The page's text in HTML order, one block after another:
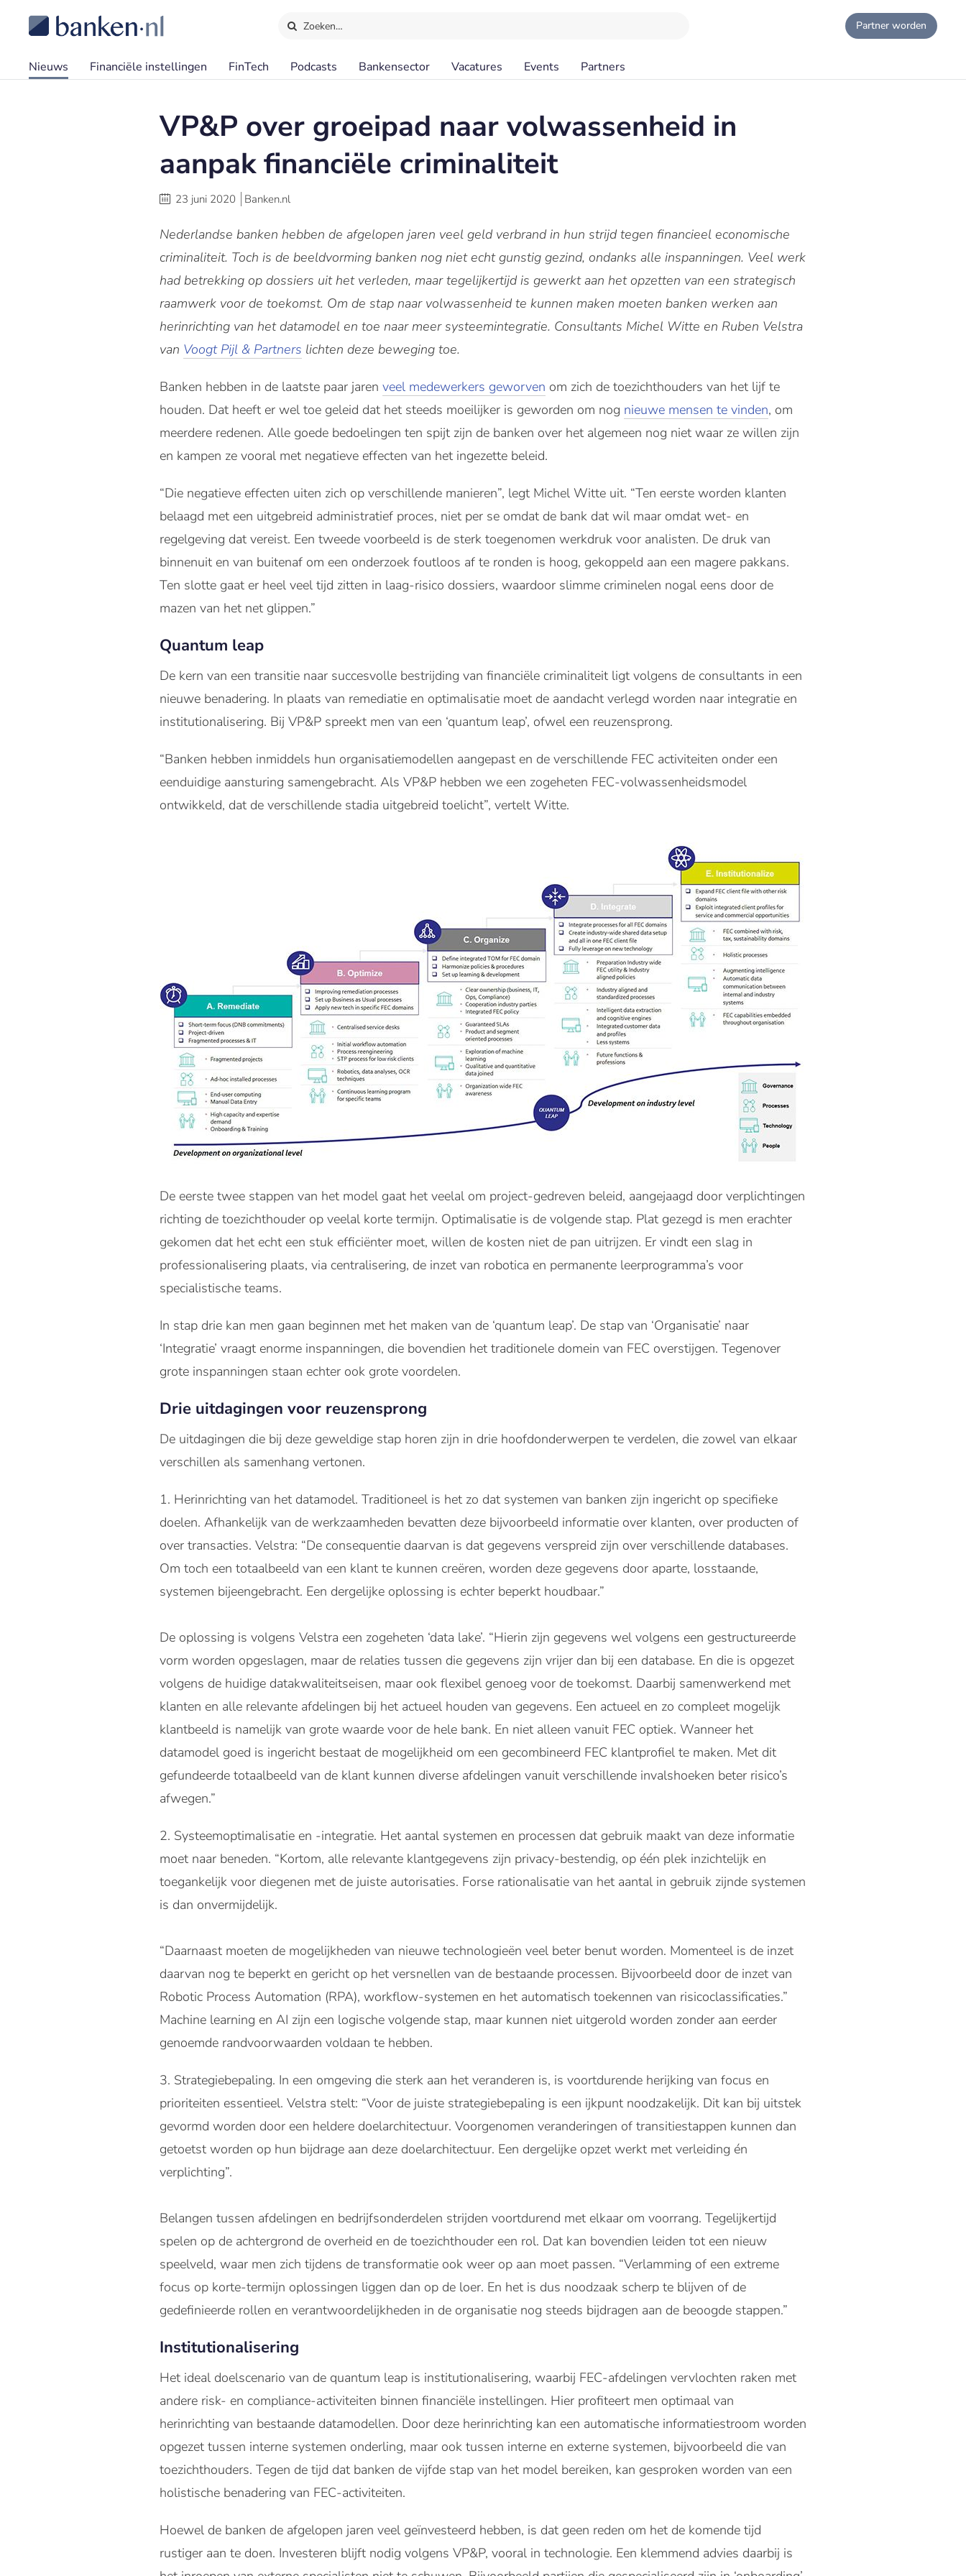
Zoeken… Partner worden
Nieuws Financiële instellingen FinTech Podcasts Bankensector Vacatures Events Partners
VP&P over groeipad naar volwassenheid in
aanpak financiële criminaliteit
23 juni 2020 Banken.nl
Nederlandse banken hebben de afgelopen jaren veel geld verbrand in hun strijd tegen financieel economische
criminaliteit. Toch is de beeldvorming banken nog niet echt gunstig gezind, ondanks alle inspanningen. Veel werk
had betrekking op dossiers uit het verleden, maar tegelijkertijd is gewerkt aan het opzetten van een strategisch
raamwerk voor de toekomst. Om de stap naar volwassenheid te kunnen maken moeten banken werken aan
herinrichting van het datamodel en toe naar meer systeemintegratie. Consultants Michel Witte en Ruben Velstra
van Voogt Pijl & Partners lichten deze beweging toe.
Banken hebben in de laatste paar jaren veel medewerkers geworven om zich de toezichthouders van het lijf te
houden. Dat heeft er wel toe geleid dat het steeds moeilijker is geworden om nog nieuwe mensen te vinden, om
meerdere redenen. Alle goede bedoelingen ten spijt zijn de banken over het algemeen nog niet waar ze willen zijn
en kampen ze vooral met negatieve effecten van het ingezette beleid.
“Die negatieve effecten uiten zich op verschillende manieren”, legt Michel Witte uit. “Ten eerste worden klanten
belaagd met een uitgebreid administratief proces, niet per se omdat de bank dat wil maar omdat wet- en
regelgeving dat vereist. Een tweede voorbeeld is de sterk toegenomen werkdruk voor analisten. De druk van
binnenuit en van buitenaf om een onderzoek foutloos af te ronden is hoog, gekoppeld aan een magere pakkans.
Ten slotte gaat er heel veel tijd zitten in laag-risico dossiers, waardoor slimme criminelen nogal eens door de
mazen van het net glippen.”
Quantum leap
De kern van een transitie naar succesvolle bestrijding van financiële criminaliteit ligt volgens de consultants in een
nieuwe benadering. In plaats van remediatie en optimalisatie moet de aandacht verlegd worden naar integratie en
institutionalisering. Bij VP&P spreekt men van een ‘quantum leap’, ofwel een reuzensprong.
“Banken hebben inmiddels hun organisatiemodellen aangepast en de verschillende FEC activiteiten onder een
eenduidige aansturing samengebracht. Als VP&P hebben we een zogeheten FEC-volwassenheidsmodel
ontwikkeld, dat de verschillende stadia uitgebreid toelicht”, vertelt Witte.
De eerste twee stappen van het model gaat het veelal om project-gedreven beleid, aangejaagd door verplichtingen
richting de toezichthouder op veelal korte termijn. Optimalisatie is de volgende stap. Plat gezegd is men erachter
gekomen dat het echt een stuk efficiënter moet, willen de kosten niet de pan uitrijzen. Er vindt een slag in
professionalisering plaats, via centralisering, de inzet van robotica en permanente leerprogramma’s voor
specialistische teams.
In stap drie kan men gaan beginnen met het maken van de ‘quantum leap’. De stap van ‘Organisatie’ naar
‘Integratie’ vraagt enorme inspanningen, die bovendien het traditionele domein van FEC overstijgen. Tegenover
grote inspanningen staan echter ook grote voordelen.
Drie uitdagingen voor reuzensprong
De uitdagingen die bij deze geweldige stap horen zijn in drie hoofdonderwerpen te verdelen, die zowel van elkaar
verschillen als samenhang vertonen.
Herinrichting van het datamodel. Traditioneel is het zo dat systemen van banken zijn ingericht op specifieke
doelen. Afhankelijk van de werkzaamheden bevatten deze bijvoorbeeld informatie over klanten, over producten of
over transacties. Velstra: “De consequentie daarvan is dat gegevens verspreid zijn over verschillende databases.
Om toch een totaalbeeld van een klant te kunnen creëren, worden deze gegevens door aparte, losstaande,
systemen bijeengebracht. Een dergelijke oplossing is echter beperkt houdbaar.”
De oplossing is volgens Velstra een zogeheten ‘data lake’. “Hierin zijn gegevens wel volgens een gestructureerde
vorm worden opgeslagen, maar de relaties tussen die gegevens zijn vrijer dan bij een database. En die is opgezet
volgens de huidige datakwaliteitseisen, maar ook flexibel genoeg voor de toekomst. Daarbij samenwerkend met
klanten en alle relevante afdelingen bij het actueel houden van gegevens. Een actueel en zo compleet mogelijk
klantbeeld is namelijk van grote waarde voor de hele bank. En niet alleen vanuit FEC optiek. Wanneer het
datamodel goed is ingericht bestaat de mogelijkheid om een gecombineerd FEC klantprofiel te maken. Met dit
gefundeerde totaalbeeld van de klant kunnen diverse afdelingen vanuit verschillende invalshoeken beter risico’s
afwegen.”
Systeemoptimalisatie en -integratie. Het aantal systemen en processen dat gebruik maakt van deze informatie
moet naar beneden. “Kortom, alle relevante klantgegevens zijn privacy-bestendig, op één plek inzichtelijk en
toegankelijk voor diegenen met de juiste autorisaties. Forse rationalisatie van het aantal in gebruik zijnde systemen
is dan onvermijdelijk.
“Daarnaast moeten de mogelijkheden van nieuwe technologieën veel beter benut worden. Momenteel is de inzet
daarvan nog te beperkt en gericht op het versnellen van de bestaande processen. Bijvoorbeeld door de inzet van
Robotic Process Automation (RPA), workflow-systemen en het automatisch toekennen van risicoclassificaties.”
Machine learning en AI zijn een logische volgende stap, maar kunnen niet uitgerold worden zonder aan eerder
genoemde randvoorwaarden voldaan te hebben.
Strategiebepaling. In een omgeving die sterk aan het veranderen is, is voortdurende herijking van focus en
prioriteiten essentieel. Velstra stelt: “Voor de juiste strategiebepaling is een ijkpunt noodzakelijk. Dit kan bij uitstek
gevormd worden door een heldere doelarchitectuur. Voorgenomen veranderingen of transitiestappen kunnen dan
getoetst worden op hun bijdrage aan deze doelarchitectuur. Een dergelijke opzet werkt met verleiding én
verplichting”.
Belangen tussen afdelingen en bedrijfsonderdelen strijden voortdurend met elkaar om voorrang. Tegelijkertijd
spelen op de achtergrond de overheid en de toezichthouder een rol. Dat kan bovendien leiden tot een nieuw
speelveld, waar men zich tijdens de transformatie ook weer op aan moet passen. “Verlamming of een extreme
focus op korte-termijn oplossingen liggen dan op de loer. En het is dus noodzaak scherp te blijven of de
gedefinieerde rollen en verantwoordelijkheden in de organisatie nog steeds bijdragen aan de beoogde stappen.”
Institutionalisering
Het ideal doelscenario van de quantum leap is institutionalisering, waarbij FEC-afdelingen vervlochten raken met
andere risk- en compliance-activiteiten binnen financiële instellingen. Hier profiteert men optimaal van
herinrichting van bestaande datamodellen. Door deze herinrichting kan een automatische informatiestroom worden
opgezet tussen interne systemen onderling, maar ook tussen interne en externe systemen, bijvoorbeeld die van
toezichthouders. Tegen de tijd dat banken de vijfde stap van het model bereiken, kan gesproken worden van een
holistische benadering van FEC-activiteiten.
Hoewel de banken de afgelopen jaren veel geïnvesteerd hebben, is dat geen reden om het de komende tijd
rustiger aan te doen. Investeren blijft nodig volgens VP&P, vooral in technologie. Een klemmend advies daarbij is